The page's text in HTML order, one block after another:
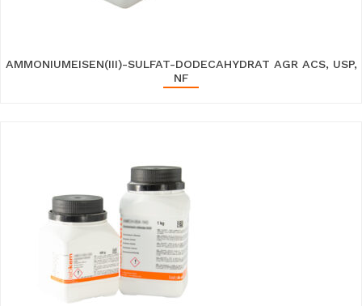
AMMONIUMEISEN(III)-SULFAT-DODECAHYDRAT AGR ACS, USP,
NF